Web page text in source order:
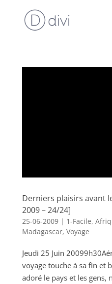
Derniers plaisirs avant
2009 – 24/24]
25-06-2009| 1-Facile,
Madagascar, Voyage
Jeudi 25 Juin
voyage touche à sa fin et
adoré le pays et les gens,